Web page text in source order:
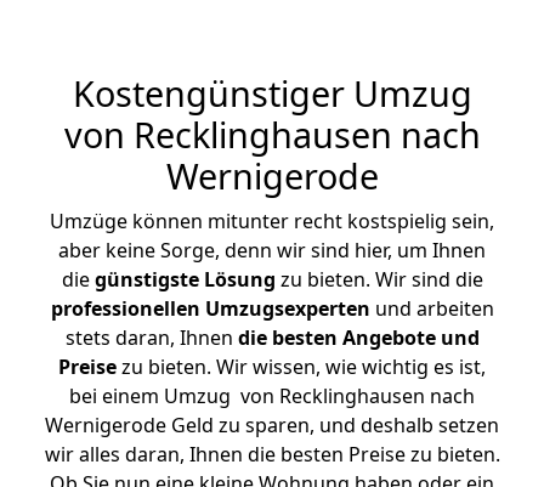
Kostengünstiger Umzug
von Recklinghausen nach
Wernigerode
Umzüge können mitunter recht kostspielig sein,
aber keine Sorge, denn wir sind hier, um Ihnen
diegünstigste Lösung zu bieten. Wir sind die
professionellen Umzugsexperten und arbeiten
stets daran, Ihnen die besten Angebote und
Preisezu bieten. Wir wissen, wie wichtig es ist,
bei einem Umzug von Recklinghausen nach
Wernigerode Geld zu sparen, und deshalb setzen
wir alles daran, Ihnen die besten Preise zu bieten.